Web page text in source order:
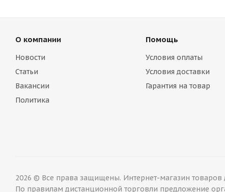
О компании
Новости
Статьи
Вакансии
Политика
Помощь
Условия оплаты
Условия доставки
Гарантия на товар
2026 © Все права защищены. Интернет-магазин товаров
По правилам дистанционной торговли предложение